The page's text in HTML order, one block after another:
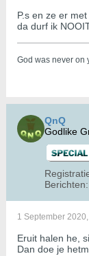
P.s en ze er
da durf ik
God was never on
QnQ
Godlike
Berichten:
1 September
Eruit halen he,
Dan doe je